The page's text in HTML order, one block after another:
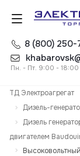
8 (800) 250-
Пн. - Пт. 9:00 - 18:00
ТД Электроагрегат
Дизель-
Дизель
двигателем